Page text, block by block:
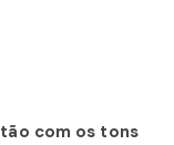
com os tons